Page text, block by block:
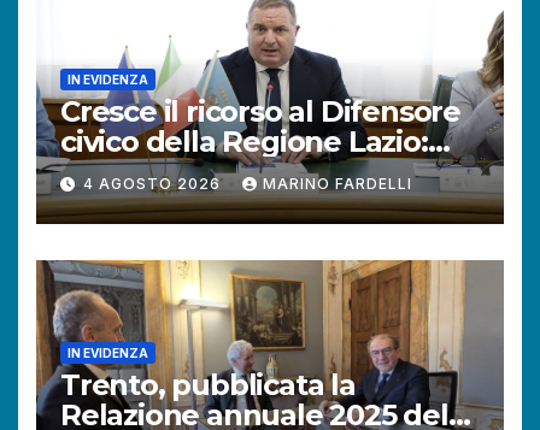
IN EVIDENZA
Cresce il ricorso al Difensore
civico della Regione Lazio:
+121% di istanze rispetto al
2025.
4 AGOSTO 2026 MARINO FARDELLI
IN EVIDENZA
Trento, pubblicata la
Relazione annuale 2025 del